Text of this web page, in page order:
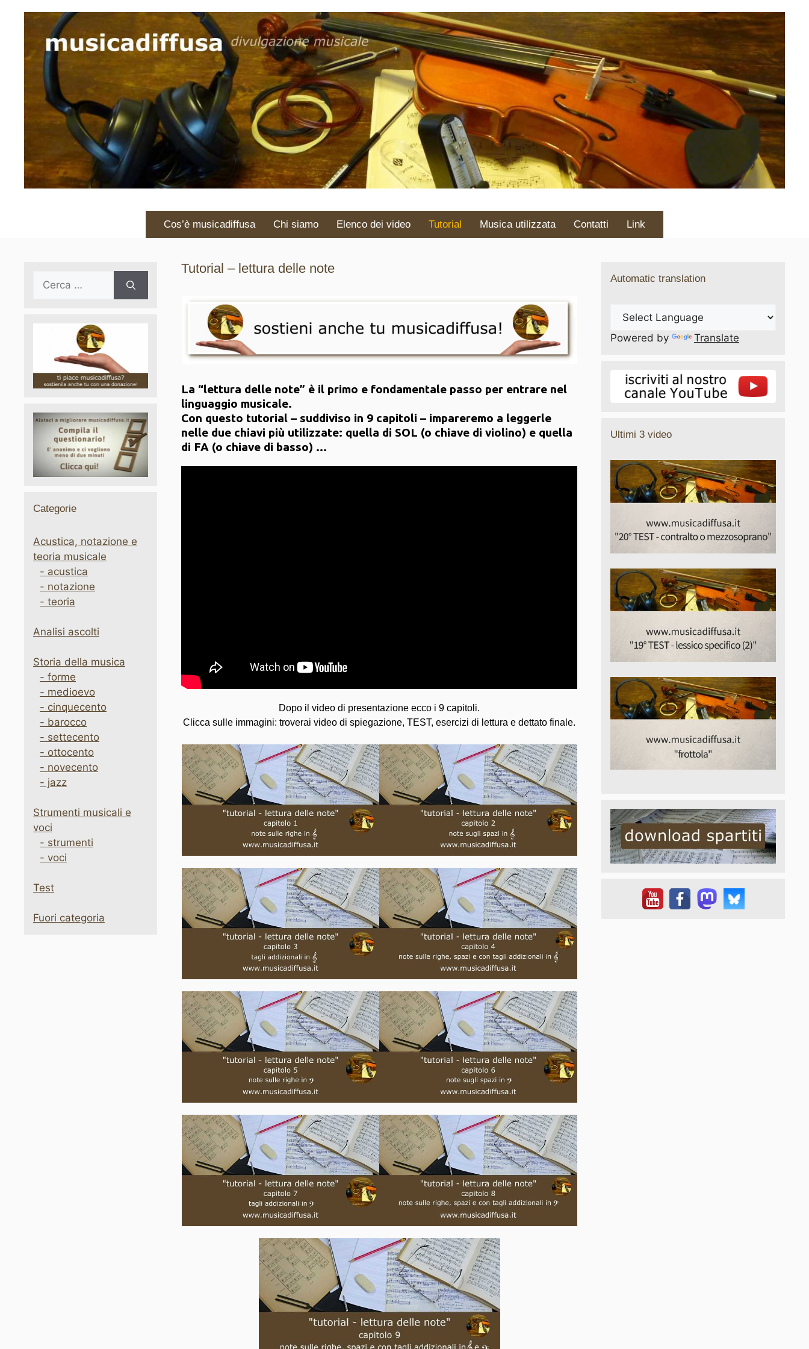
contenuto
Cos’è musicadiffusa Chi siamo Elenco dei video Tutorial Musica utilizzata Contatti Link
Tutorial – lettura delle note
La “lettura delle note” è il primo e fondamentale passo per entrare nel
linguaggio musicale.
Con questo tutorial – suddiviso in 9 capitoli – impareremo a leggerle
nelle due chiavi più utilizzate: quella di SOL (o chiave di violino) e quella
di FA (o chiave di basso) …
Dopo il video di presentazione ecco i 9 capitoli.
Clicca sulle immagini: troverai video di spiegazione, TEST, esercizi di lettura e dettato finale.
Ricerca
Categorie
Acustica, notazione e
teoria musicale
- acustica
- notazione
- teoria
Analisi ascolti
Storia della musica
- forme
- medioevo
- cinquecento
- barocco
- settecento
- ottocento
- novecento
- jazz
Strumenti musicali e
voci
- strumenti
- voci
Test
Fuori categoria
Automatic translation
Powered by Translate
Ultimi 3 video